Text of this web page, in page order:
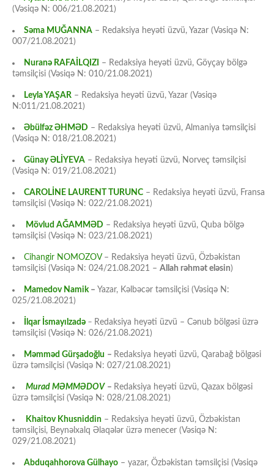
(Vəsiqə N: 006/21.08.2021)
Səma MUĞANNA – Redaksiya heyəti üzvü, Yazar (Vəsiqə N:
007/21.08.2021)
Nuranə RAFAİLQIZI
– Redaksiya heyəti üzvü, Göyçay bölgə
təmsilçisi (Vəsiqə N: 010/21.08.2021)
Leyla YAŞAR – Redaksiya heyəti üzvü, Yazar (Vəsiqə
N:011/21.08.2021)
Əbülfəz ƏHMƏD – Redaksiya heyəti üzvü, Almaniya təmsilçisi
(Vəsiqə N: 018/21.08.2021)
Günay ƏLİYEVA – Redaksiya heyəti üzvü, Norveç təmsilçisi
(Vəsiqə N: 019/21.08.2021)
CAROLİNE LAURENT TURUNC – Redaksiya heyəti üzvü, Fransa
təmsilçisi (Vəsiqə N: 022/21.08.2021)
Mövlud AĞAMMƏD – Redaksiya heyəti üzvü, Quba bölgə
təmsilçisi (Vəsiqə N: 023/21.08.2021)
Cihangir NOMOZOV– Redaksiya heyəti üzvü, Özbəkistan
təmsilçisi (Vəsiqə N: 024/21.08.2021 – Allah rəhmət eləsin)
Mamedov Namik– Yazar, Kəlbəcər təmsilçisi (Vəsiqə N:
025/21.08.2021)
İlqar İsmayılzadə – Redaksiya heyəti üzvü – Cənub bölgəsi üzrə
təmsilçisi (Vəsiqə N: 026/21.08.2021)
Məmməd Gürşadoğlu – Redaksiya heyəti üzvü, Qarabağ bölgəsi
üzrə təmsilçisi (Vəsiqə N: 027/21.08.2021)
Murad MƏMMƏDOV – Redaksiya heyəti üzvü, Qazax bölgəsi
üzrə təmsilçisi (Vəsiqə N: 028/21.08.2021)
Khaitov Khusniddin – Redaksiya heyəti üzvü, Özbəkistan
təmsilçisi, Beynəlxalq Əlaqələr üzrə menecer (Vəsiqə N:
029/21.08.2021)
Abduqahhorova Gülhayo – yazar, Özbəkistan təmsilçisi (Vəsiqə